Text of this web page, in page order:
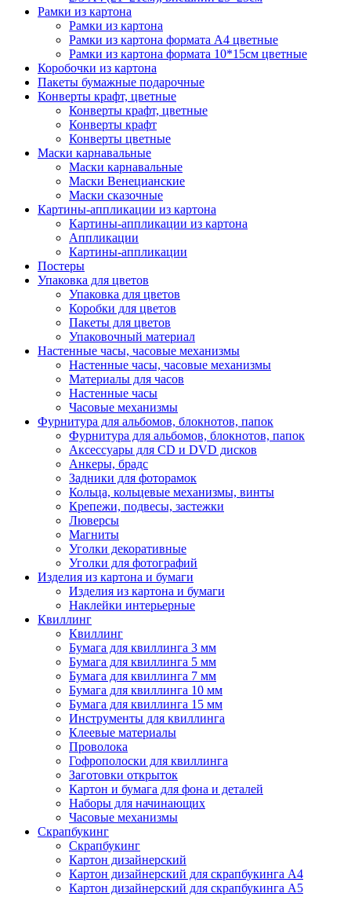
Рамки из картона
Рамки из картона
Рамки из картона формата А4 цветные
Рамки из картона формата 10*15см цветные
Коробочки из картона
Пакеты бумажные подарочные
Конверты крафт, цветные
Конверты крафт, цветные
Конверты крафт
Конверты цветные
Маски карнавальные
Маски карнавальные
Маски Венецианские
Маски сказочные
Картины-аппликации из картона
Картины-аппликации из картона
Аппликации
Картины-аппликации
Постеры
Упаковка для цветов
Упаковка для цветов
Коробки для цветов
Пакеты для цветов
Упаковочный материал
Настенные часы, часовые механизмы
Настенные часы, часовые механизмы
Материалы для часов
Настенные часы
Часовые механизмы
Фурнитура для альбомов, блокнотов, папок
Фурнитура для альбомов, блокнотов, папок
Аксессуары для CD и DVD дисков
Анкеры, брадс
Задники для фоторамок
Кольца, кольцевые механизмы, винты
Крепежи, подвесы, застежки
Люверсы
Магниты
Уголки декоративные
Уголки для фотографий
Изделия из картона и бумаги
Изделия из картона и бумаги
Наклейки интерьерные
Квиллинг
Квиллинг
Бумага для квиллинга 3 мм
Бумага для квиллинга 5 мм
Бумага для квиллинга 7 мм
Бумага для квиллинга 10 мм
Бумага для квиллинга 15 мм
Инструменты для квиллинга
Клеевые материалы
Проволока
Гофрополоски для квиллинга
Заготовки открыток
Картон и бумага для фона и деталей
Наборы для начинающих
Часовые механизмы
Скрапбукинг
Скрапбукинг
Картон дизайнерский
Картон дизайнерский для скрапбукинга А4
Картон дизайнерский для скрапбукинга А5